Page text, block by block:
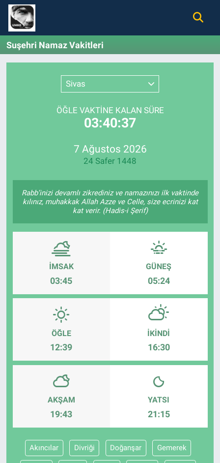
Suşehri Namaz Vakitleri
Sivas
ÖĞLE VAKTİNE KALAN SÜRE
03:40:37
7 Ağustos 2026
24 Safer 1448
Rabb’inizi devamlı zikrediniz ve namazınızı ilk vaktinde
kılınız, muhakkak Allah Azze ve Celle, size ecrinizi kat
kat verir. (Hadis-i Şerif)
İMSAK
03:45
GÜNEŞ
05:24
ÖĞLE
12:39
İKINDI
16:30
AKŞAM
19:43
YATSI
21:15
Akıncılar Divriği Doğanşar Gemerek
Gündem
Ekonomi
Magazin
Künye
Nöbetçi Eczaneler
Hava Durumu
Namaz Vakitleri
Trafik Durumu
Son Dakika Haberleri